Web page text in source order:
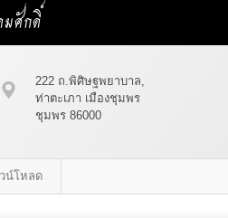
มศักดิ์
222 ถ.พิศิษฐพยาบาล,
ท่าตะเภา เมืองชุมพร
ชุมพร 86000
น์โหลด